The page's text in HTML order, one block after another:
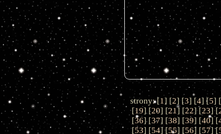
strony: [1] [2] [3] [4] [5] [
[19] [20] [21] [22] [23] [
[36] [37] [38] [39] [40] [
[53] [54] [55] [56] [57] [